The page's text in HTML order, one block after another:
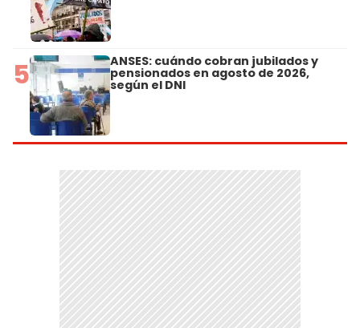
5 ANSES: cuándo cobran jubilados y
pensionados en agosto de 2026,
según el DNI